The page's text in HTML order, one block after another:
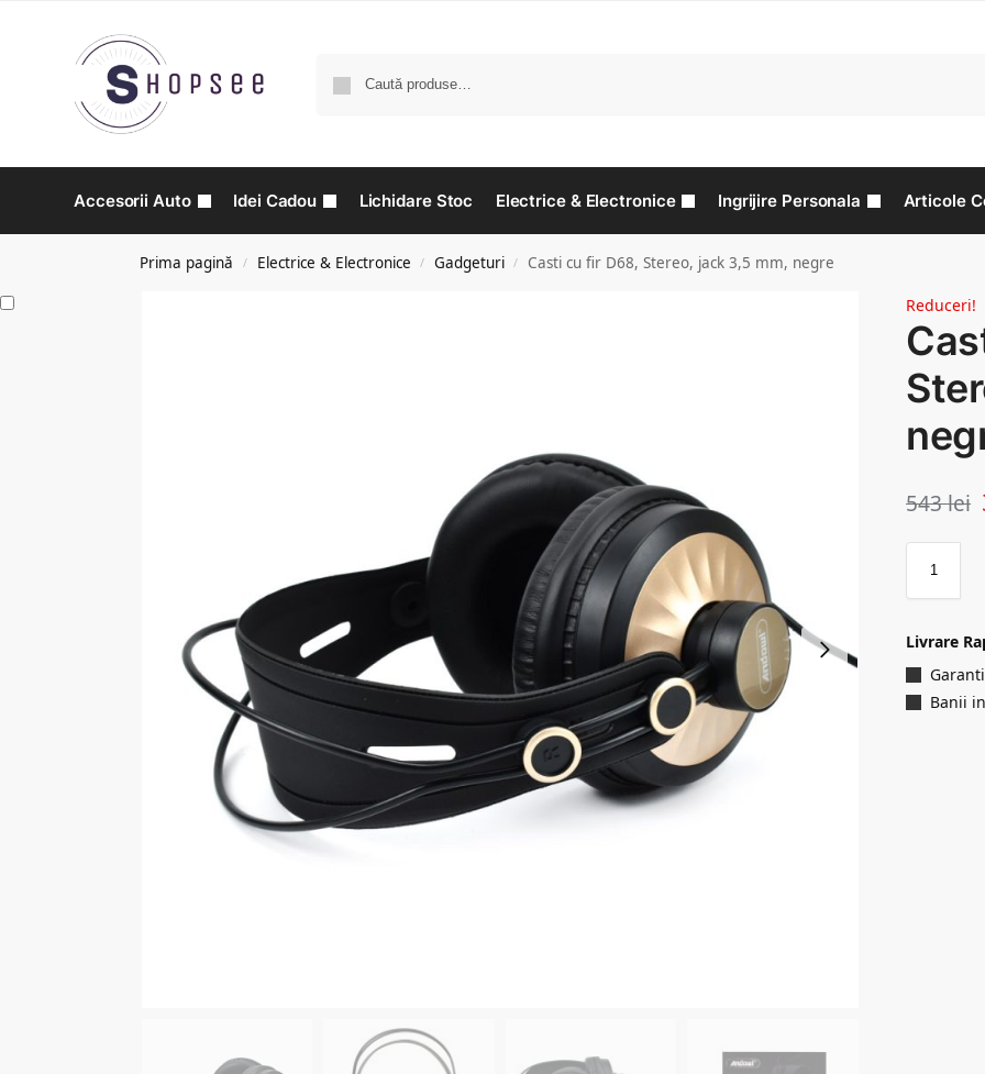
Accesorii Auto Idei Cadou Lichidare Stoc Electrice & Electronice Ingrijire Personala Articole
Prima pagină / Electrice & Electronice / Gadgeturi / Casti cu fir D68, Stereo, jack 3,5 mm, negre
Reduceri!
543lei
Livrare
Banii